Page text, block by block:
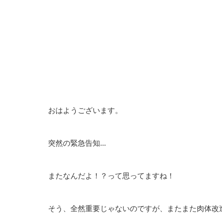
おはようございます。
突然の緊急告知…
またなんだよ！？って思ってますね！
そう、全然重要じゃないのですが、またまた肉体改